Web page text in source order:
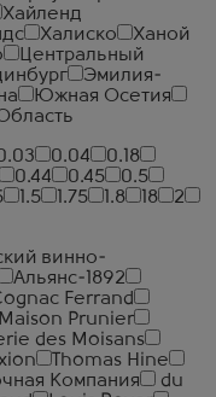
Хайленд
Халиско
Ханой
Центральный
Эмилия-
Южная Осетия
0.04
0.18
0.44 0.45
0.5
1.5 1.75 1.8 18
2
винно-
Альянс-1892
Ferrand
Maison Prunier
des Moisans
Thomas Hine
Компания
du